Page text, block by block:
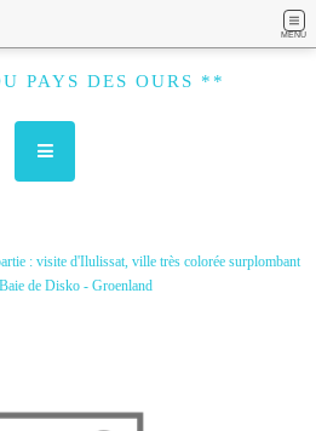
MENU
PAYS DES OURS **
: visite d'Ilulissat, ville très colorée surplombant
de Disko - Groenland